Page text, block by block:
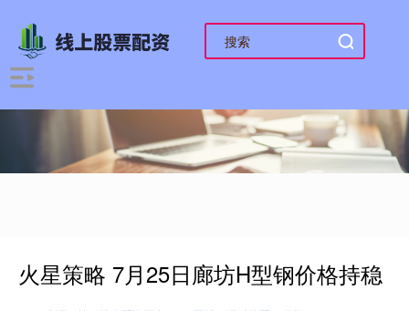
火星策略 7月25日廊坊H型钢价格持稳